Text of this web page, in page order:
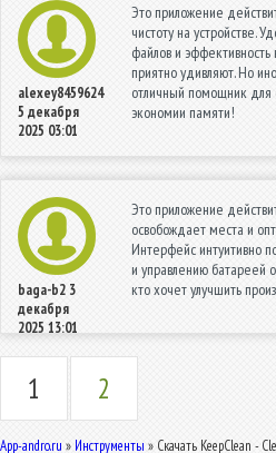
alexey8459624
5 декабря
2025 03:01
Это приложение
чистоту на устройстве.
файлов и
приятно удивляют. Но
отличный помощник для
экономии памяти!
baga-b2 3
декабря
2025 13:01
Это приложение
освобождает места и
Интерфейс интуитивно
и управлению батареей
кто хочет улучшить
1 2
App-andro.ru » Инструменты » Скачать KeepClean -